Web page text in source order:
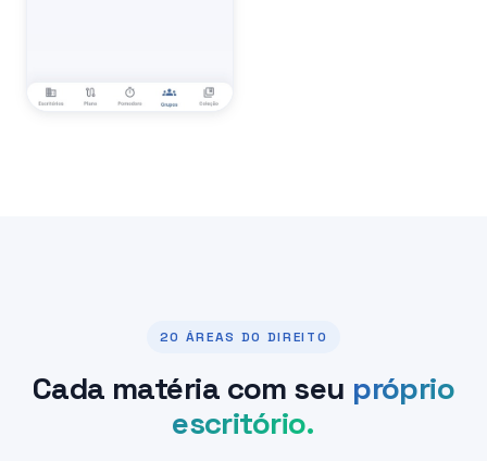
20 ÁREAS DO DIREITO
Cada matéria com seu próprio
escritório.